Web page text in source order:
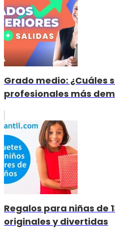
Grado medio: ¿Cuáles
profesionales más
Regalos para niñas de
originales y divertidas